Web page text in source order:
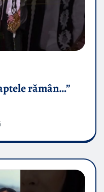
rămân…”